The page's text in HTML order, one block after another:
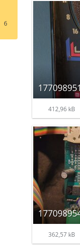
6
412,96 kB
362,57 kB